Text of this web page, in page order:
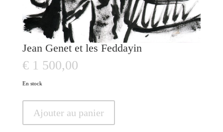
Jean Genet et les Feddayin
€1 500,00
En stock
Jean
Ajouter au panier